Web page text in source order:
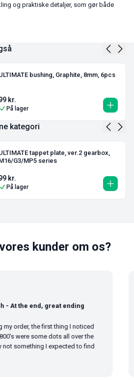
og praktiske detaljer, som gør både
bushing, Graphite, 8mm, 6pcs
kr.
På lager
kategori
tappet plate, ver.2 gearbox,
G3/MP5 series
kr.
På lager
kunder om os?
At the end, great ending
order, the first thing I noticed
were some dots all over the
something I expected to find